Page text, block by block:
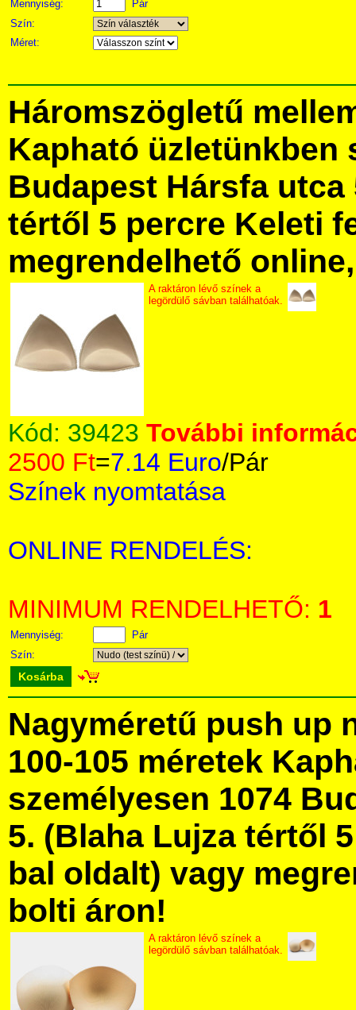
Mennyiség:
Pár
Szín:
Méret:
Háromszögletű
Kapható üzletünkben
Budapest Hársfa utca
tértől 5 percre Keleti
megrendelhető
A raktáron lévő színek a
legördülő sávban találhatóak.
Kód: 39423 További
2500 Ft=7.14 Euro/Pár
Színek nyomtatása
ONLINE RENDELÉS:
MINIMUM RENDELHETŐ: 1
Mennyiség:
Pár
Szín:
Kosárba
Nagyméretű push up
100-105 méretek
személyesen 1074
5. (Blaha Lujza tértől
bal oldalt) vagy
bolti áron!
A raktáron lévő színek a
legördülő sávban találhatóak.